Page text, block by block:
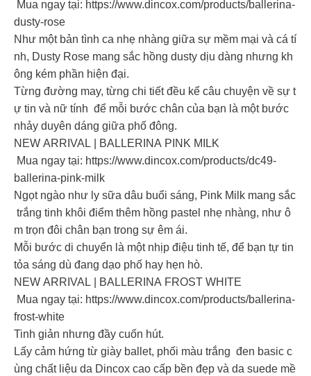
Mua ngay tại: https://www.dincox.com/products/ballerina-
dusty-rose
Như một bản tình ca nhẹ nhàng giữa sự mềm mại và cá tí
nh, Dusty Rose mang sắc hồng dusty dịu dàng nhưng kh
ông kém phần hiện đại.
Từng đường may, từng chi tiết đều kể câu chuyện về sự t
ự tin và nữ tính để mỗi bước chân của bạn là một bước
nhảy duyên dáng giữa phố đông.
NEW ARRIVAL | BALLERINA PINK MILK
Mua ngay tại: https://www.dincox.com/products/dc49-
ballerina-pink-milk
Ngọt ngào như ly sữa dâu buổi sáng, Pink Milk mang sắc
trắng tinh khôi điểm thêm hồng pastel nhẹ nhàng, như ô
m trọn đôi chân bạn trong sự êm ái.
Mỗi bước di chuyển là một nhịp điệu tinh tế, để bạn tự tin
tỏa sáng dù đang dạo phố hay hẹn hò.
NEW ARRIVAL | BALLERINA FROST WHITE
Mua ngay tại: https://www.dincox.com/products/ballerina-
frost-white
Tinh giản nhưng đầy cuốn hút.
Lấy cảm hứng từ giày ballet, phối màu trắng đen basic c
ùng chất liệu da Dincox cao cấp bền đẹp và da suede mề